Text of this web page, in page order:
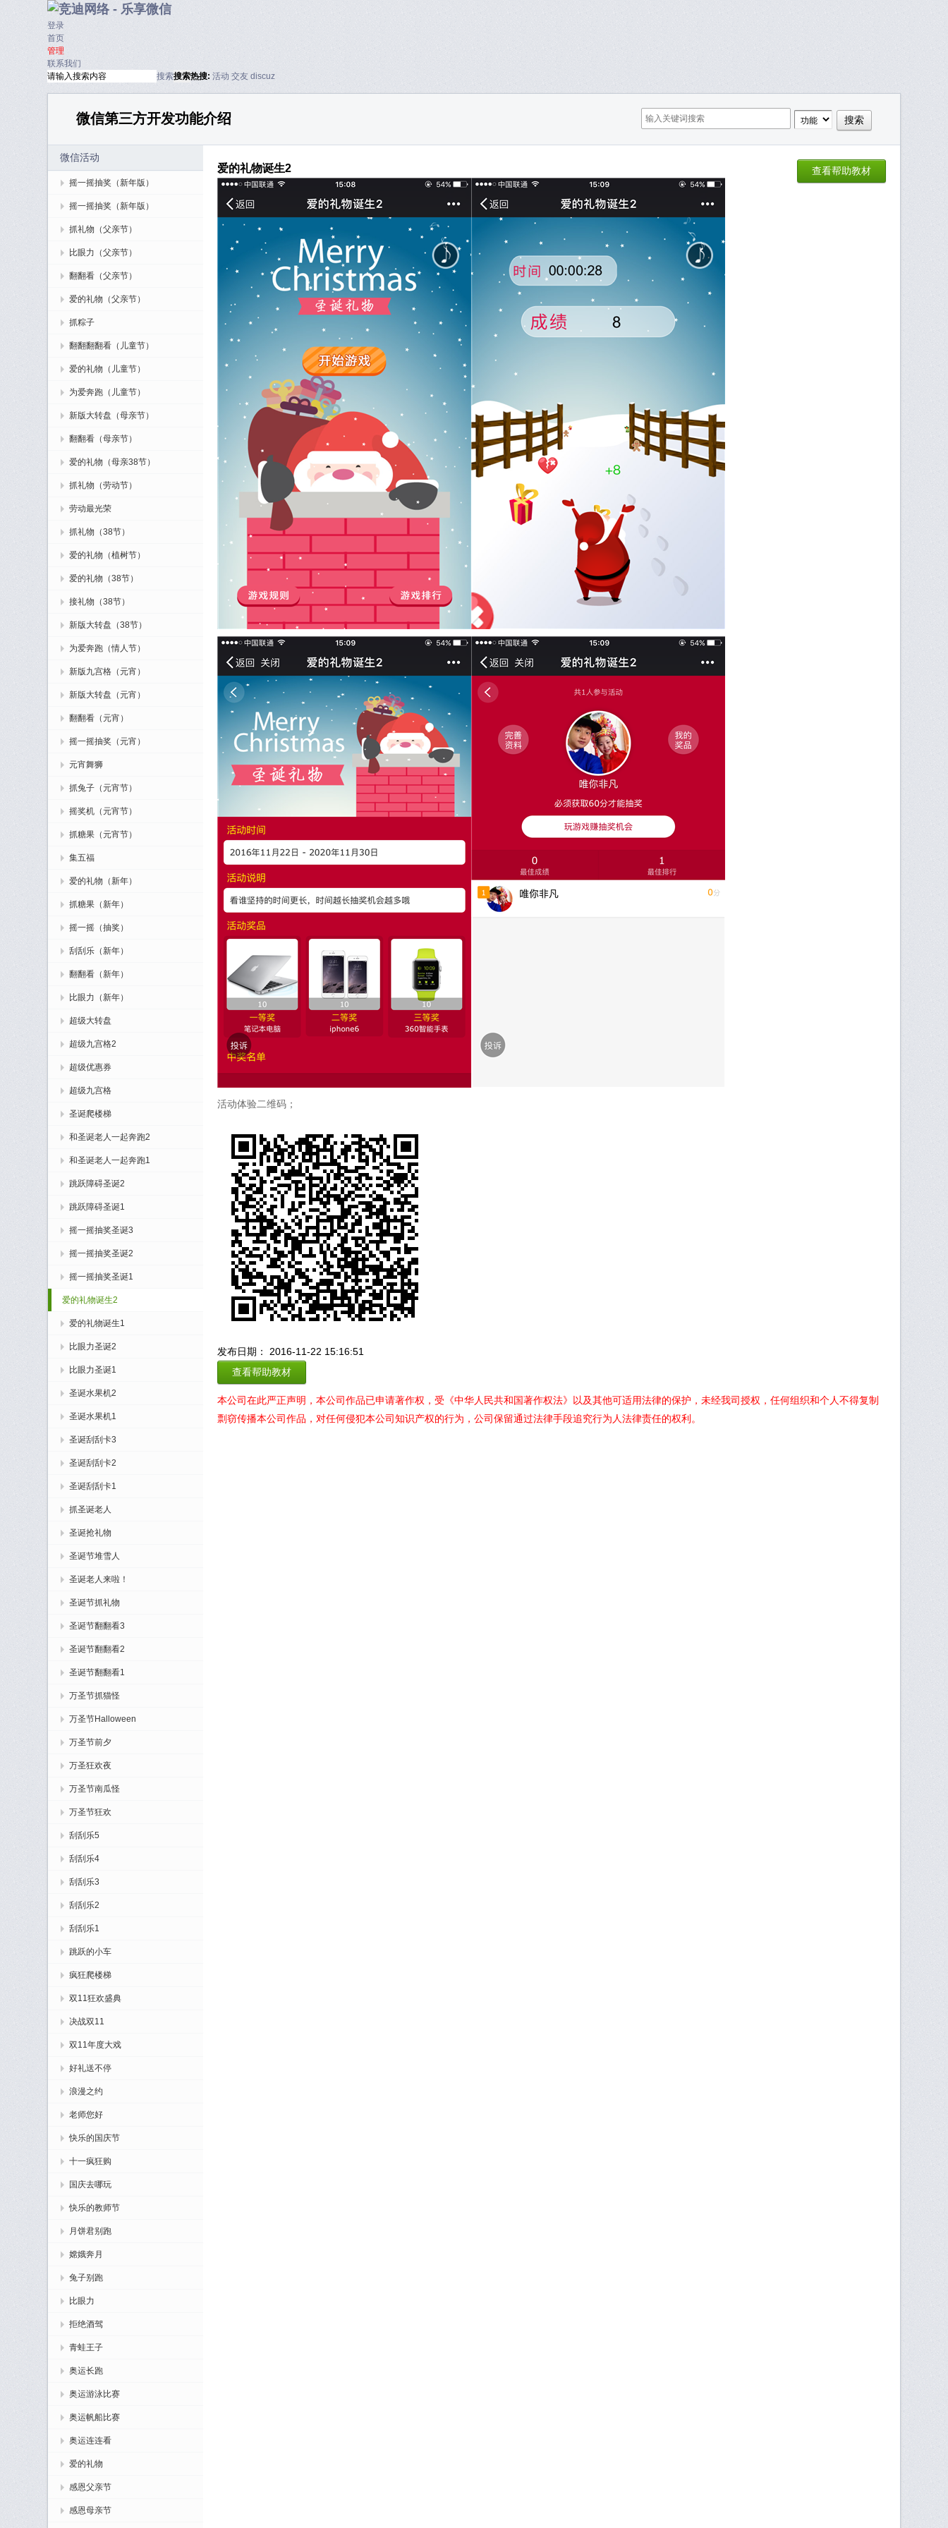
登录
首页
管理
联系我们
搜索搜索热搜: 活动 交友 discuz
微信第三方开发功能介绍
微信活动
摇一摇抽奖（新年版）
摇一摇抽奖（新年版）
抓礼物（父亲节）
比眼力（父亲节）
翻翻看（父亲节）
爱的礼物（父亲节）
抓粽子
翻翻翻翻看（儿童节）
爱的礼物（儿童节）
为爱奔跑（儿童节）
新版大转盘（母亲节）
翻翻看（母亲节）
爱的礼物（母亲38节）
抓礼物（劳动节）
劳动最光荣
抓礼物（38节）
爱的礼物（植树节）
爱的礼物（38节）
接礼物（38节）
新版大转盘（38节）
为爱奔跑（情人节）
新版九宫格（元宵）
新版大转盘（元宵）
翻翻看（元宵）
摇一摇抽奖（元宵）
元宵舞狮
抓兔子（元宵节）
摇奖机（元宵节）
抓糖果（元宵节）
集五福
爱的礼物（新年）
抓糖果（新年）
摇一摇（抽奖）
刮刮乐（新年）
翻翻看（新年）
比眼力（新年）
超级大转盘
超级九宫格2
超级优惠券
超级九宫格
圣诞爬楼梯
和圣诞老人一起奔跑2
和圣诞老人一起奔跑1
跳跃障碍圣诞2
跳跃障碍圣诞1
摇一摇抽奖圣诞3
摇一摇抽奖圣诞2
摇一摇抽奖圣诞1
爱的礼物诞生2
爱的礼物诞生1
比眼力圣诞2
比眼力圣诞1
圣诞水果机2
圣诞水果机1
圣诞刮刮卡3
圣诞刮刮卡2
圣诞刮刮卡1
抓圣诞老人
圣诞抢礼物
圣诞节堆雪人
圣诞老人来啦！
圣诞节抓礼物
圣诞节翻翻看3
圣诞节翻翻看2
圣诞节翻翻看1
万圣节抓猫怪
万圣节Halloween
万圣节前夕
万圣狂欢夜
万圣节南瓜怪
万圣节狂欢
刮刮乐5
刮刮乐4
刮刮乐3
刮刮乐2
刮刮乐1
跳跃的小车
疯狂爬楼梯
双11狂欢盛典
决战双11
双11年度大戏
好礼送不停
浪漫之约
老师您好
快乐的国庆节
十一疯狂购
国庆去哪玩
快乐的教师节
月饼君别跑
嫦娥奔月
兔子别跑
比眼力
拒绝酒驾
青蛙王子
奥运长跑
奥运游泳比赛
奥运帆船比赛
奥运连连看
爱的礼物
感恩父亲节
感恩母亲节
查看帮助教材
爱的礼物诞生2
活动体验二维码；
发布日期： 2016-11-22 15:16:51
查看帮助教材
本公司在此严正声明，本公司作品已申请著作权，受《中华人民共和国著作权法》以及其他可适用法律的保护，未经我司授权，任何组织和个人不得复制
剽窃传播本公司作品，对任何侵犯本公司知识产权的行为，公司保留通过法律手段追究行为人法律责任的权利。